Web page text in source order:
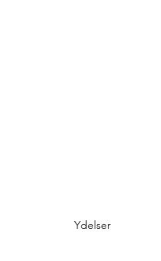
Ydelser